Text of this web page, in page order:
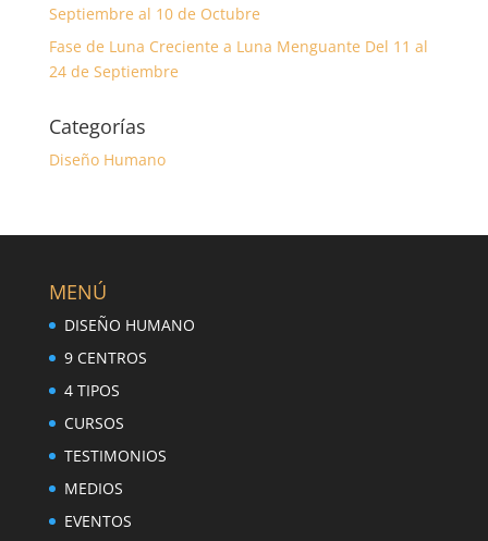
Septiembre al 10 de Octubre
Fase de Luna Creciente a Luna Menguante Del 11 al
24 de Septiembre
Categorías
Diseño Humano
MENÚ
DISEÑO HUMANO
9 CENTROS
4 TIPOS
CURSOS
TESTIMONIOS
MEDIOS
EVENTOS